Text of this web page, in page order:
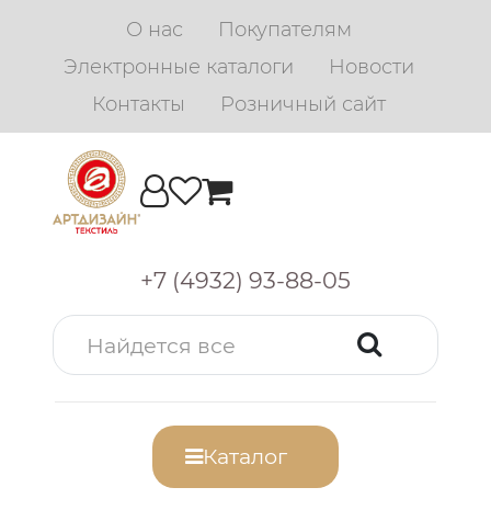
О нас
Покупателям
Электронные каталоги
Новости
Контакты
Розничный сайт
+7 (4932) 93-88-05
Каталог